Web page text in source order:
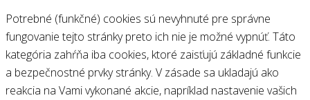
Potrebné (funkčné) cookies sú nevyhnuté pre správne
fungovanie tejto stránky preto ich nie je možné vypnúť. Táto
kategória zahŕňa iba cookies, ktoré zaisťujú základné funkcie
a bezpečnostné prvky stránky. V zásade sa ukladajú ako
reakcia na Vami vykonané akcie, napríklad nastavenie vašich